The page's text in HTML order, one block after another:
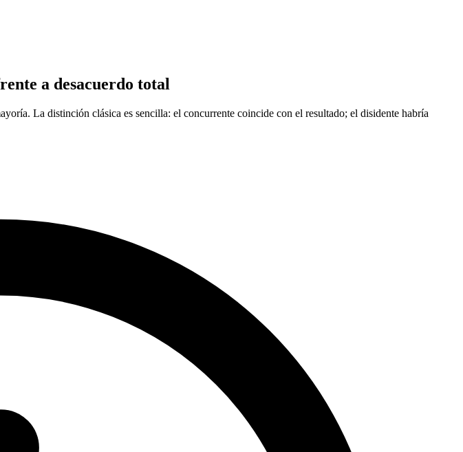
a desacuerdo total
La distinción clásica es sencilla: el concurrente coincide con el resultado; el disidente habría